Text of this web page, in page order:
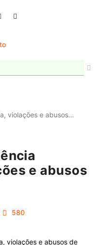
violações e abusos…
e abusos
580